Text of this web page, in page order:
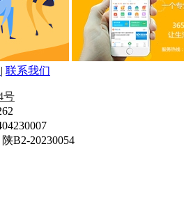
| 联系我们
号
B2-20230054